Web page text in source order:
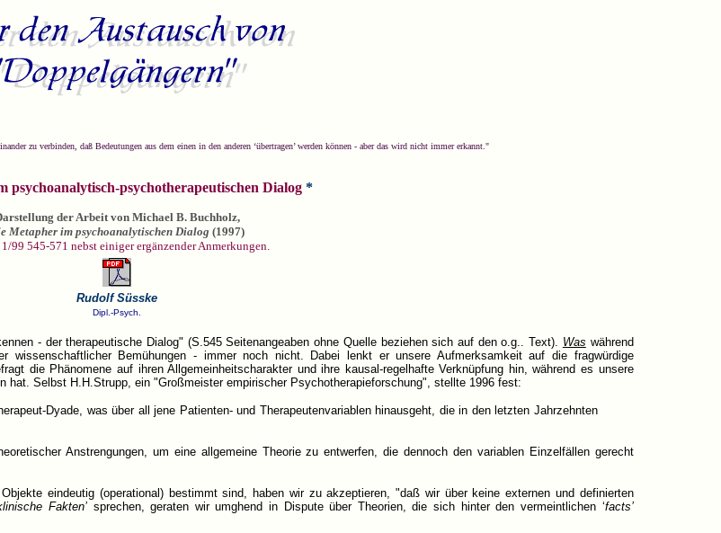
zu verbinden, daß Bedeutungen aus dem einen in den anderen ‘übertragen’ werden können - aber das wird nicht immer erkannt."
psychoanalytisch-psychotherapeutischen Dialog *
der Arbeit von Michael B. Buchholz,
Metapher im psychoanalytischen Dialog (1997)
1/99 545-571 nebst einiger ergänzender Anmerkungen.
Rudolf Süsske
Dipl.-Psych.
- der therapeutische Dialog" (S.545 Seitenangeaben ohne Quelle beziehen sich auf den o.g.. Text). Was während
Bemühungen - immer noch nicht. Dabei lenkt er unsere Aufmerksamkeit auf die fragwürdige
die Phänomene auf ihren Allgemeinheitscharakter und ihre kausal-regelhafte Verknüpfung hin, während es unsere
hat. Selbst H.H.Strupp, ein "Großmeister empirischer Psychotherapieforschung", stellte 1996 fest:
Dyade, was über all jene Patienten- und Therapeutenvariablen hinausgeht, die in den letzten Jahrzehnten
Anstrengungen, um eine allgemeine Theorie zu entwerfen, die dennoch den variablen Einzelfällen gerecht
eindeutig (operational) bestimmt sind, haben wir zu akzeptieren, "daß wir über keine externen und definierten
Fakten’sprechen, geraten wir umghend in Dispute über Theorien, die sich hinter den vermeintlichen ‘facts’